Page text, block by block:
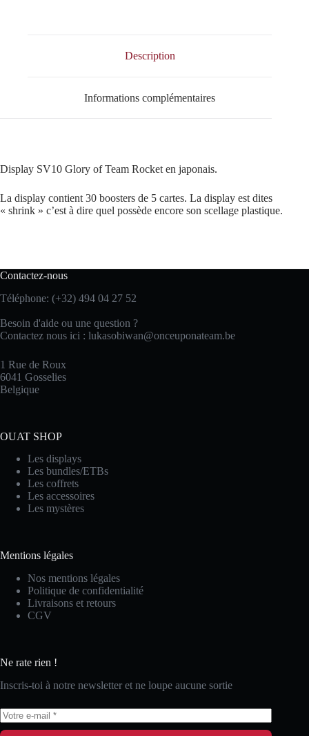
Description
Informations complémentaires
Display SV10 Glory of Team Rocket en japonais.
La display contient 30 boosters de 5 cartes. La display est dites
« shrink » c’est à dire quel possède encore son scellage plastique.
Contactez-nous
Téléphone: (+32) 494 04 27 52
Besoin d'aide ou une question ?
Contactez nous ici : lukasobiwan@onceuponateam.be
1 Rue de Roux
6041 Gosselies
Belgique
OUAT SHOP
Les displays
Les bundles/ETBs
Les coffrets
Les accessoires
Les mystères
Mentions légales
Nos mentions légales
Politique de confidentialité
Livraisons et retours
CGV
Ne rate rien !
Inscris-toi à notre newsletter et ne loupe aucune sortie